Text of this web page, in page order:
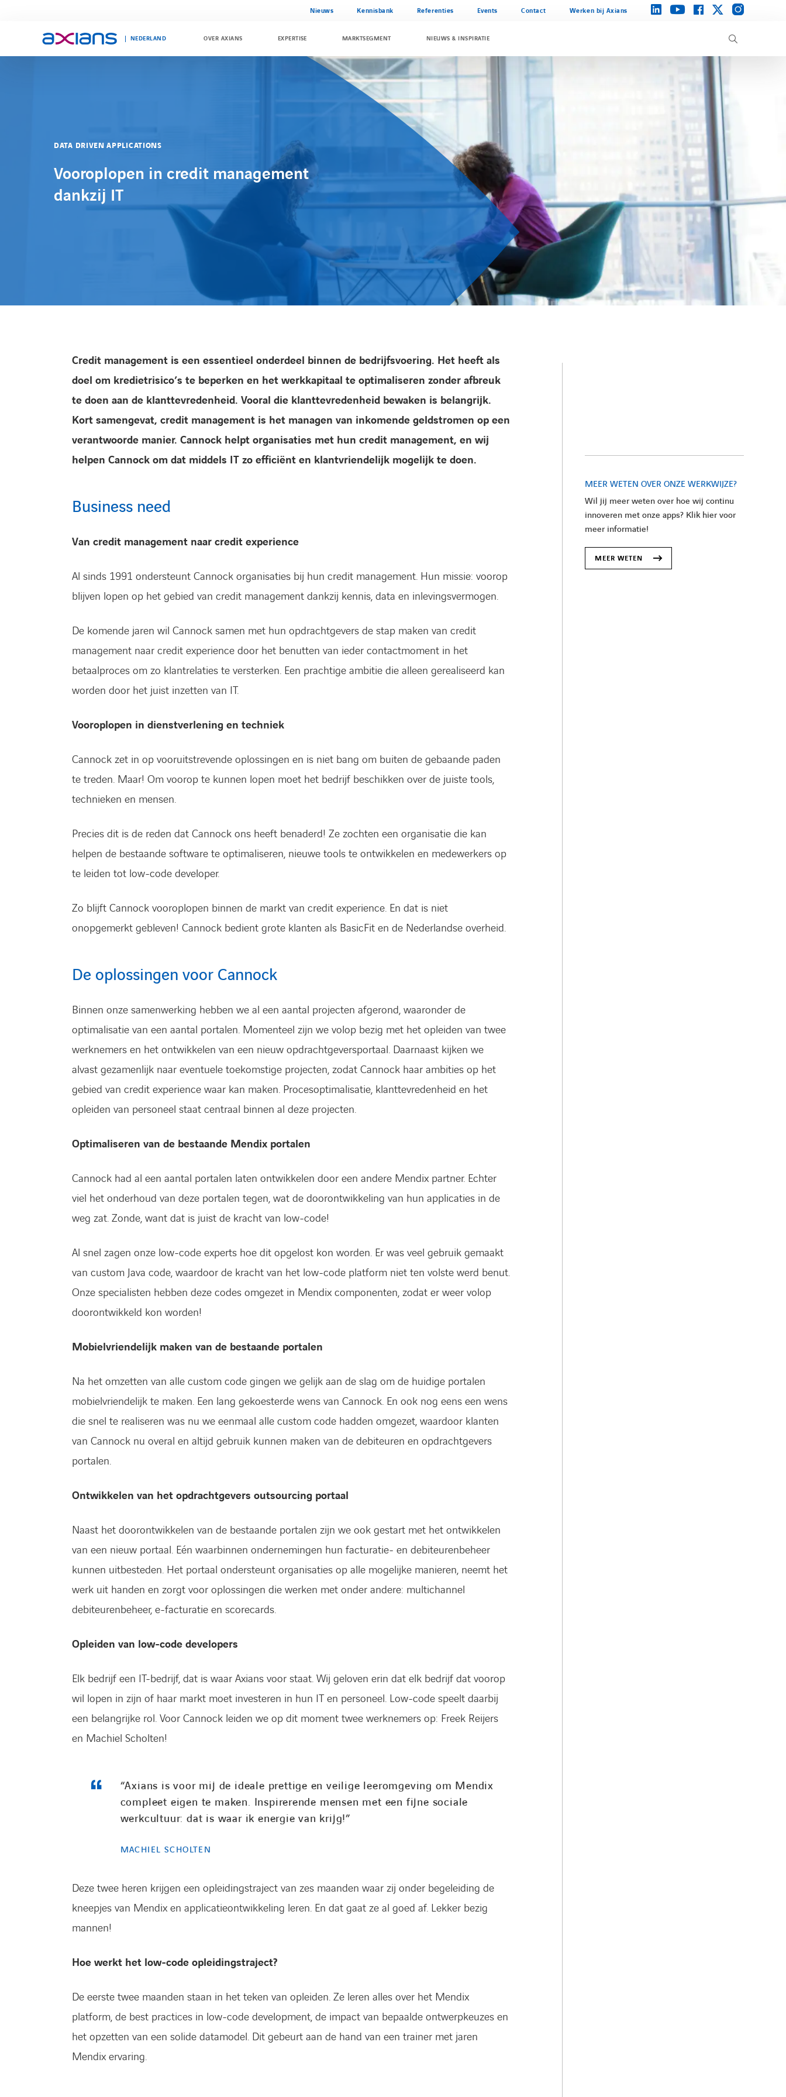
Nieuws Kennisbank Referenties Events Contact Werken bij Axians linkedinyoutubefacebooktwitterinstagram
NEDERLAND OVER AXIANS EXPERTISE MARKTSEGMENT NIEUWS & INSPIRATIE
DATA DRIVEN APPLICATIONS
Vooroplopen in credit management
dankzij IT
MEER WETEN OVER ONZE WERKWIJZE?
Wil jij meer weten over hoe wij continu
innoveren met onze apps? Klik hier voor
meer informatie!
MEER WETEN
Credit management is een essentieel onderdeel binnen de bedrijfsvoering. Het heeft als
doel om kredietrisico’s te beperken en het werkkapitaal te optimaliseren zonder afbreuk
te doen aan de klanttevredenheid. Vooral die klanttevredenheid bewaken is belangrijk.
Kort samengevat, credit management is het managen van inkomende geldstromen op een
verantwoorde manier. Cannock helpt organisaties met hun credit management, en wij
helpen Cannock om dat middels IT zo efficiënt en klantvriendelijk mogelijk te doen.
Business need
Van credit management naar credit experience
Al sinds 1991 ondersteunt Cannock organisaties bij hun credit management. Hun missie: voorop
blijven lopen op het gebied van credit management dankzij kennis, data en inlevingsvermogen.
De komende jaren wil Cannock samen met hun opdrachtgevers de stap maken van credit
management naar credit experience door het benutten van ieder contactmoment in het
betaalproces om zo klantrelaties te versterken. Een prachtige ambitie die alleen gerealiseerd kan
worden door het juist inzetten van IT.
Vooroplopen in dienstverlening en techniek
Cannock zet in op vooruitstrevende oplossingen en is niet bang om buiten de gebaande paden
te treden. Maar! Om voorop te kunnen lopen moet het bedrijf beschikken over de juiste tools,
technieken en mensen.
Precies dit is de reden dat Cannock ons heeft benaderd! Ze zochten een organisatie die kan
helpen de bestaande software te optimaliseren, nieuwe tools te ontwikkelen en medewerkers op
te leiden tot low-code developer.
Zo blijft Cannock vooroplopen binnen de markt van credit experience. En dat is niet
onopgemerkt gebleven! Cannock bedient grote klanten als BasicFit en de Nederlandse overheid.
De oplossingen voor Cannock
Binnen onze samenwerking hebben we al een aantal projecten afgerond, waaronder de
optimalisatie van een aantal portalen. Momenteel zijn we volop bezig met het opleiden van twee
werknemers en het ontwikkelen van een nieuw opdrachtgeversportaal. Daarnaast kijken we
alvast gezamenlijk naar eventuele toekomstige projecten, zodat Cannock haar ambities op het
gebied van credit experience waar kan maken. Procesoptimalisatie, klanttevredenheid en het
opleiden van personeel staat centraal binnen al deze projecten.
Optimaliseren van de bestaande Mendix portalen
Cannock had al een aantal portalen laten ontwikkelen door een andere Mendix partner. Echter
viel het onderhoud van deze portalen tegen, wat de doorontwikkeling van hun applicaties in de
weg zat. Zonde, want dat is juist de kracht van low-code!
Al snel zagen onze low-code experts hoe dit opgelost kon worden. Er was veel gebruik gemaakt
van custom Java code, waardoor de kracht van het low-code platform niet ten volste werd benut.
Onze specialisten hebben deze codes omgezet in Mendix componenten, zodat er weer volop
doorontwikkeld kon worden!
Mobielvriendelijk maken van de bestaande portalen
Na het omzetten van alle custom code gingen we gelijk aan de slag om de huidige portalen
mobielvriendelijk te maken. Een lang gekoesterde wens van Cannock. En ook nog eens een wens
die snel te realiseren was nu we eenmaal alle custom code hadden omgezet, waardoor klanten
van Cannock nu overal en altijd gebruik kunnen maken van de debiteuren en opdrachtgevers
portalen.
Ontwikkelen van het opdrachtgevers outsourcing portaal
Naast het doorontwikkelen van de bestaande portalen zijn we ook gestart met het ontwikkelen
van een nieuw portaal. Eén waarbinnen ondernemingen hun facturatie- en debiteurenbeheer
kunnen uitbesteden. Het portaal ondersteunt organisaties op alle mogelijke manieren, neemt het
werk uit handen en zorgt voor oplossingen die werken met onder andere: multichannel
debiteurenbeheer, e-facturatie en scorecards.
Opleiden van low-code developers
Elk bedrijf een IT-bedrijf, dat is waar Axians voor staat. Wij geloven erin dat elk bedrijf dat voorop
wil lopen in zijn of haar markt moet investeren in hun IT en personeel. Low-code speelt daarbij
een belangrijke rol. Voor Cannock leiden we op dit moment twee werknemers op: Freek Reijers
en Machiel Scholten!
“Axians is voor mij de ideale prettige en veilige leeromgeving om Mendix
compleet eigen te maken. Inspirerende mensen met een fijne sociale
werkcultuur: dat is waar ik energie van krijg!”
MACHIEL SCHOLTEN
Deze twee heren krijgen een opleidingstraject van zes maanden waar zij onder begeleiding de
kneepjes van Mendix en applicatieontwikkeling leren. En dat gaat ze al goed af. Lekker bezig
mannen!
Hoe werkt het low-code opleidingstraject?
De eerste twee maanden staan in het teken van opleiden. Ze leren alles over het Mendix
platform, de best practices in low-code development, de impact van bepaalde ontwerpkeuzes en
het opzetten van een solide datamodel. Dit gebeurt aan de hand van een trainer met jaren
Mendix ervaring.